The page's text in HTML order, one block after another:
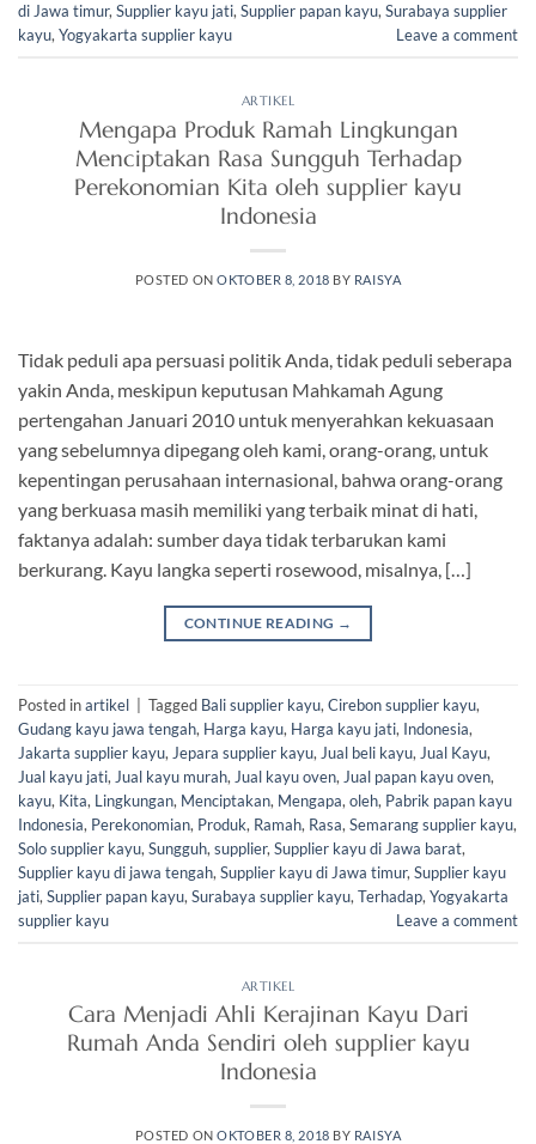
di Jawa timur,Supplier kayu jati,Supplier papan kayu,Surabaya supplier
kayu,Yogyakarta supplier kayu Leave a comment
ARTIKEL
Mengapa Produk Ramah Lingkungan
Menciptakan Rasa Sungguh Terhadap
Perekonomian Kita oleh supplier kayu
Indonesia
POSTED ONOKTOBER 8, 2018 BY RAISYA
Tidak peduli apa persuasi politik Anda, tidak peduli seberapa
yakin Anda, meskipun keputusan Mahkamah Agung
pertengahan Januari 2010 untuk menyerahkan kekuasaan
yang sebelumnya dipegang oleh kami, orang-orang, untuk
kepentingan perusahaan internasional, bahwa orang-orang
yang berkuasa masih memiliki yang terbaik minat di hati,
faktanya adalah: sumber daya tidak terbarukan kami
berkurang. Kayu langka seperti rosewood, misalnya, […]
CONTINUE READING →
Posted inartikel Tagged Bali supplier kayu, Cirebon supplier kayu,
Gudang kayu jawa tengah, Harga kayu, Harga kayu jati, Indonesia,
Jakarta supplier kayu, Jepara supplier kayu, Jual beli kayu, Jual Kayu,
Jual kayu jati, Jual kayu murah, Jual kayu oven, Jual papan kayu oven,
kayu, Kita, Lingkungan, Menciptakan, Mengapa, oleh, Pabrik papan kayu
Indonesia, Perekonomian, Produk, Ramah, Rasa, Semarang supplier kayu,
Solo supplier kayu, Sungguh, supplier, Supplier kayu di Jawa barat,
Supplier kayu di jawa tengah, Supplier kayu di Jawa timur, Supplier kayu
jati, Supplier papan kayu, Surabaya supplier kayu, Terhadap, Yogyakarta
supplier kayu
Leave a comment
ARTIKEL
Cara Menjadi Ahli Kerajinan Kayu Dari
Rumah Anda Sendiri oleh supplier kayu
Indonesia
POSTED ONOKTOBER 8, 2018 BY RAISYA